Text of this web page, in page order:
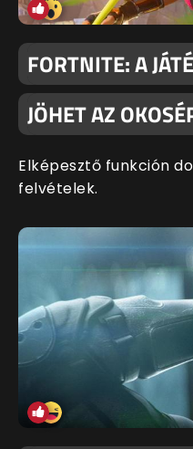
FORTNITE: A
JÖHET AZ
Elképesztő funkción
felvételek.